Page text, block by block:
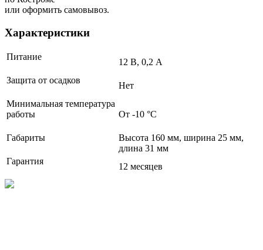
или оформить самовывоз.
Характеристики
Питание
12 В, 0,2 А
Защита от осадков
Нет
Минимальная температура
работы
От -10 °C
Габариты
Высота 160 мм, ширина 25 мм,
длина 31 мм
Гарантия
12 месяцев